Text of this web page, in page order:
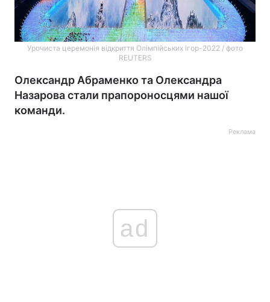
Урочиста церемонія відкриття Олімпійських ігор-2022 / фото
REUTERS
Олександр Абраменко та Олександра
Назарова стали прапороносцями нашої
команди.
Реклама
ad